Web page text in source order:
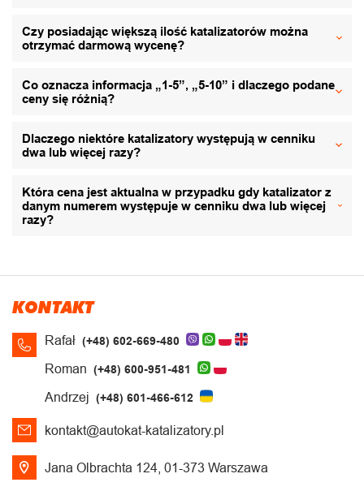
Czy posiadając większą ilość katalizatorów można
otrzymać darmową wycenę?
Co oznacza informacja „1-5”, „5-10” i dlaczego podane
ceny się różnią?
Dlaczego niektóre katalizatory występują w cenniku
dwa lub więcej razy?
Która cena jest aktualna w przypadku gdy katalizator z
danym numerem występuje w cenniku dwa lub więcej
razy?
KONTAKT
Rafał (+48) 602-669-480
Roman (+48) 600-951-481
Andrzej (+48) 601-466-612
kontakt@autokat-katalizatory.pl
Jana Olbrachta 124, 01-373 Warszawa